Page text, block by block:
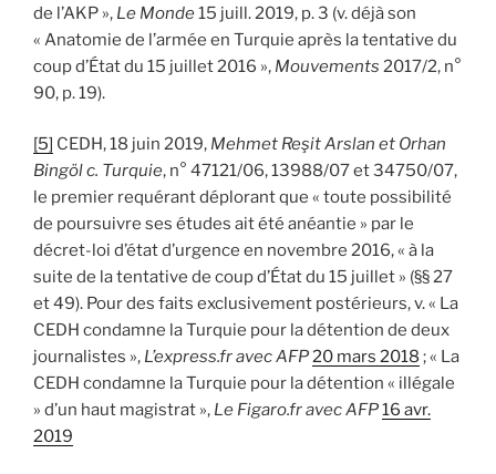
de l’AKP », Le Monde15 juill. 2019, p. 3 (v. déjà son
« Anatomie de l’armée en Turquie après la tentative du
coup d’État du 15 juillet 2016 », Mouvements 2017/2, n°
90, p. 19).
[5] CEDH, 18 juin 2019, Mehmet Reşit Arslan et Orhan
Bingöl c. Turquie, n° 47121/06, 13988/07 et 34750/07,
le premier requérant déplorant que « toute possibilité
de poursuivre ses études ait été anéantie » par le
décret-loi d’état d’urgence en novembre 2016, « à la
suite de la tentative de coup d’État du 15 juillet » (§§ 27
et 49). Pour des faits exclusivement postérieurs, v. « La
CEDH condamne la Turquie pour la détention de deux
journalistes », L’express.fr avec AFP20 mars 2018 ; « La
CEDH condamne la Turquie pour la détention « illégale
» d’un haut magistrat », Le Figaro.fr avec AFP16 avr.
2019